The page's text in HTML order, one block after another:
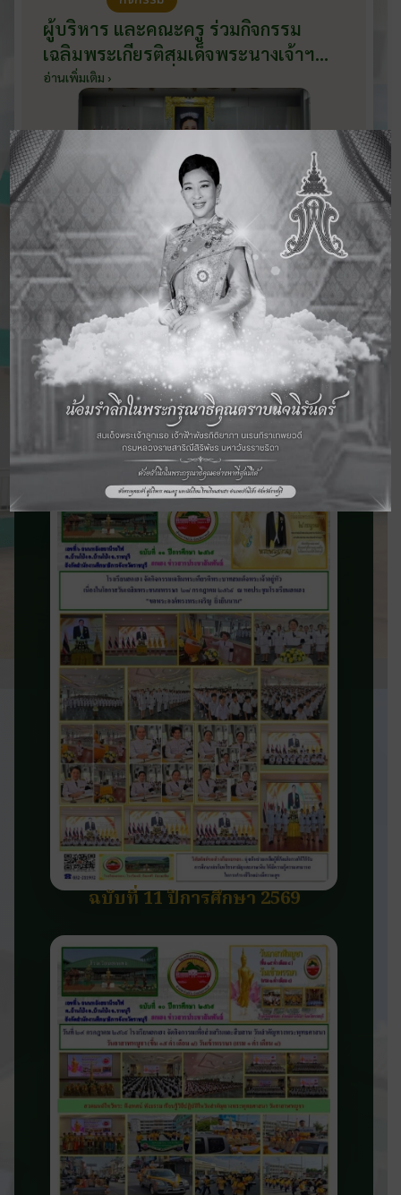
ผู้บริหาร และคณะครู ร่วมกิจกรรม
เฉลิมพระเกียรติสมเด็จพระนางเจ้าฯ
พระบรมราชินี เนื่องในโอกาสวันเฉลิม
พระชนมพรรษา กับหน่วยงานอำเภอ
เมืองบ้านโป่ง ณ ศาลาประชาคมริมน้ำ
วันที่ 3 มิถุนายน 2569
อ่านเพิ่มเติม ›
ดูข่าวสารทั้งหมด
จดหมายข่าว
ประชาสัมพันธ์
ติดตามข่าวสารและความเคลื่อนไหวของ
โรงเรียน
ฉบับที่ 11 ปีการศึกษา 2569